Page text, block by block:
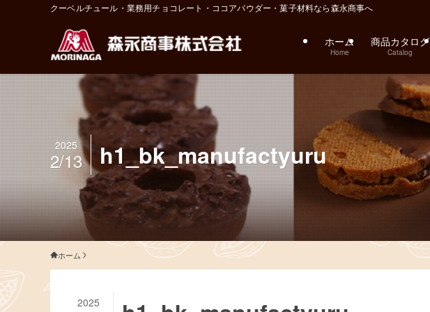
クーベルチュール・業務用チョコレート・ココアパウダー・菓子材料なら森永商事へ
ホーム
Home
商品カタログ
Catalog
h1_bk_manufactyuru
2025
2/13
ホーム
2025